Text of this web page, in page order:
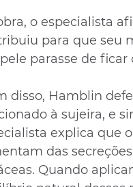
o especialista
para que seu
parasse de ficar
disso, Hamblin
à sujeira, e
explica que
das
Quando